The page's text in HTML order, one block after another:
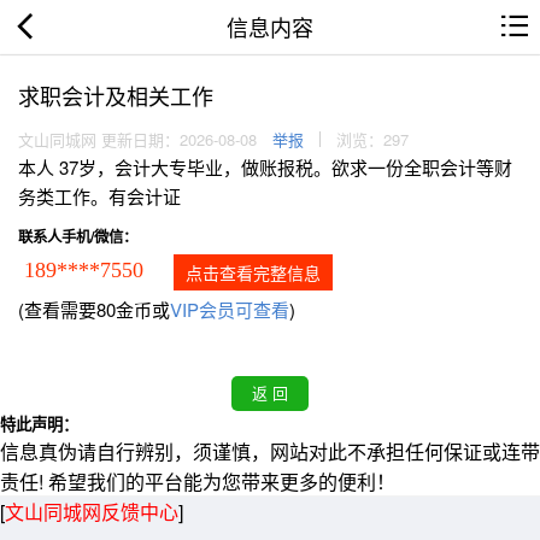
信息内容
求职会计及相关工作
文山同城网 更新日期：2026-08-08 举报 浏览：297
本人 37岁，会计大专毕业，做账报税。欲求一份全职会计等财
务类工作。有会计证
联系人手机/微信：
189****7550 点击查看完整信息
(查看需要80金币或VIP会员可查看)
特此声明：
信息真伪请自行辨别，须谨慎，网站对此不承担任何保证或连带
责任! 希望我们的平台能为您带来更多的便利！
[文山同城网反馈中心]